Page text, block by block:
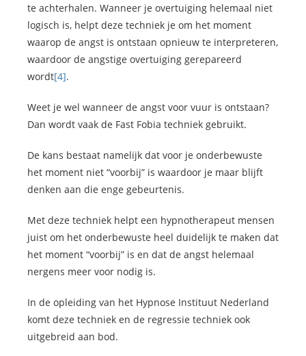
te achterhalen. Wanneer je overtuiging helemaal niet
logisch is, helpt deze techniek je om het moment
waarop de angst is ontstaan opnieuw te interpreteren,
waardoor de angstige overtuiging gerepareerd
wordt[4].
Weet je wel wanneer de angst voor vuur is ontstaan?
Dan wordt vaak de Fast Fobia techniek gebruikt.
De kans bestaat namelijk dat voor je onderbewuste
het moment niet “voorbij” is waardoor je maar blijft
denken aan die enge gebeurtenis.
Met deze techniek helpt een hypnotherapeut mensen
juist om het onderbewuste heel duidelijk te maken dat
het moment “voorbij” is en dat de angst helemaal
nergens meer voor nodig is.
In de opleiding van het Hypnose Instituut Nederland
komt deze techniek en de regressie techniek ook
uitgebreid aan bod.